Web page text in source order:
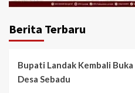
Berita Terbaru
Bupati Landak Kembali
Desa Sebadu